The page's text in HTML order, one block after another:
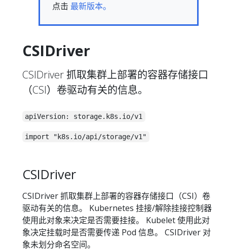
点击 最新版本。
CSIDriver
CSIDriver 抓取集群上部署的容器存储接口
（CSI）卷驱动有关的信息。
apiVersion: storage.k8s.io/v1
import "k8s.io/api/storage/v1"
CSIDriver
CSIDriver 抓取集群上部署的容器存储接口（CSI）卷
驱动有关的信息。 Kubernetes 挂接/解除挂接控制器
使用此对象来决定是否需要挂接。 Kubelet 使用此对
象决定挂载时是否需要传递 Pod 信息。 CSIDriver 对
象未划分命名空间。